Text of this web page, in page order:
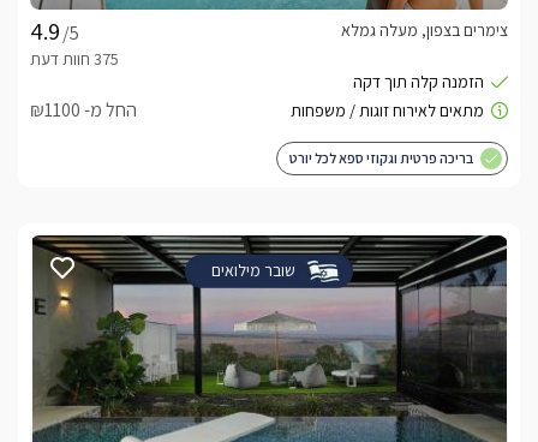
/5
צימרים בצפון, מעלה גמלא
החל מ- ₪1100
בריכה פרטית וגקוזי ספא לכל יורט
שובר מילואים